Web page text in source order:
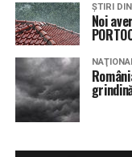
ŞTIRI
Noi